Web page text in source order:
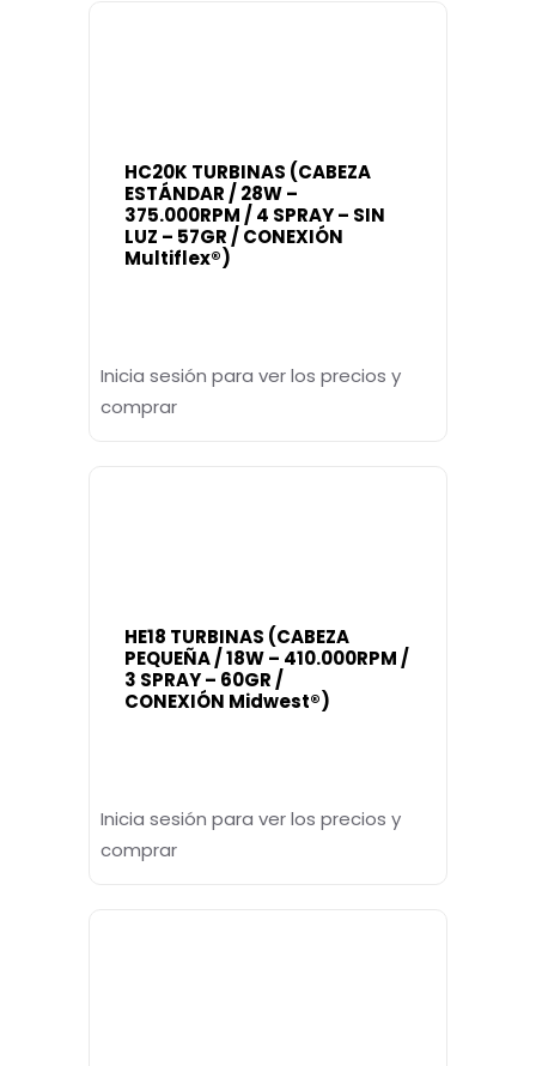
HC20K TURBINAS (CABEZA
ESTÁNDAR / 28W –
375.000RPM / 4 SPRAY – SIN
LUZ – 57GR / CONEXIÓN
Multiflex®)
Inicia sesión para ver los precios y
comprar
HE18 TURBINAS (CABEZA
PEQUEÑA / 18W – 410.000RPM /
3 SPRAY – 60GR /
CONEXIÓN Midwest®)
Inicia sesión para ver los precios y
comprar